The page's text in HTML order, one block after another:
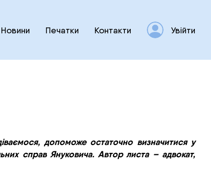
Новини Печатки Контакти Увійти
допоможе остаточно визначитися у
справ Януковича. Автор листа – адвокат,